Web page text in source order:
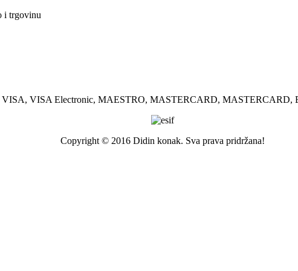
i trgovinu
VISA, VISA Electronic, MAESTRO, MASTERCARD, MASTERCARD,
Copyright © 2016 Didin konak. Sva prava pridržana!